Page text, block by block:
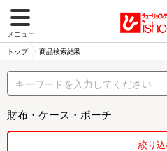
メニュー
トップ 商品検索結果
財布・ケース・ポーチ
絞り